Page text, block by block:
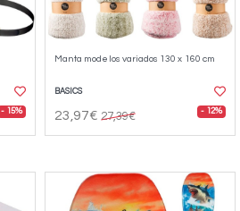
- 15%
Manta modelos variados 130 x 160 cm
BASICS
23,97€ 27,39€ - 12%